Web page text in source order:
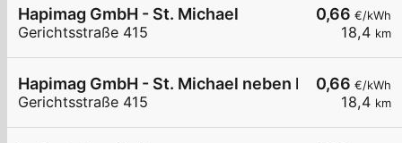
0,66 €/kWh
18,4 km
Hapimag GmbH - St. Michael
Gerichtsstraße 415
0,66 €/kWh
18,4 km
Hapimag GmbH - St. Michael neben Eingang
Gerichtsstraße 415